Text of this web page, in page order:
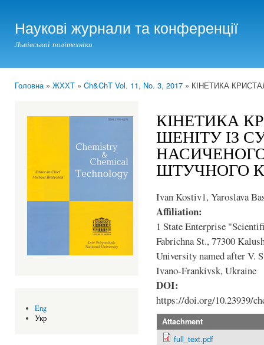
Наукові журнали та конференції
Львівської політехніки
Головна» ЖХХТ » Ch&ChT Vol. 11, No. 3, 2017 » КІНЕТИКА
Eng
Укр
КІНЕТИКА
ШЕНІТУ ІЗ
ШТУЧНОГО
Ivan Kostiv1, Yaroslava
Affiliation:
1 State Enterprise
Fabrichna St., 77300
University named after V.
Ivano-Frankivsk, Ukraine
DOI:
https://doi.org/10.23939/
Attachment
full_text.pdf